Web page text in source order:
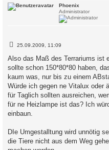
Phoenix
Administrator
B
t
g
25.09.2009, 11:09
Also das Maß des Terrariums ist
sollte schon 150*80*80 haben,
kaum was, nur bis zu einem
Würde ich gegen ne Vitalux oder
für Taglich sollten ausreichen,
für ne Heizlampe ist das? Ich
einbaun.
DIe Umgestalltung wird unnötig
die Tiere nicht aus dem Weg